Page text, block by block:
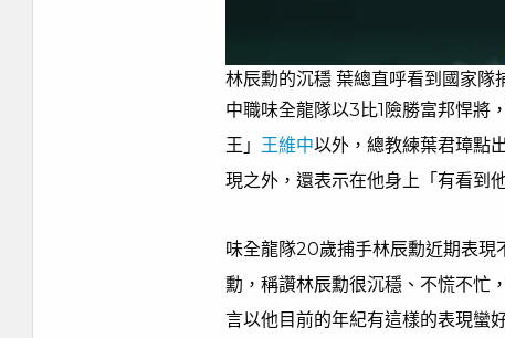
林辰勳的沉穩 葉總直呼看到國家隊
中職味全龍隊以3比1險勝富邦悍將
王」 王維中以外，總教練葉君璋點
現之外，還表示在他身上「有看到
味全龍隊20歲捕手林辰勳近期表現
勳，稱讚林辰勳很沉穩、不慌不忙
言以他目前的年紀有這樣的表現蠻